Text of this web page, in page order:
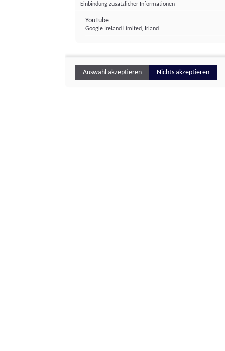
Einbindung zusätzlicher Informationen
YouTube
Google Ireland Limited, Irland
Auswahl akzeptieren Nichts akzeptieren